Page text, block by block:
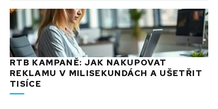
RTB KAMPANĚ: JAK NAKUPOVAT
REKLAMU V MILISEKUNDÁCH A UŠETŘIT
TISÍCE